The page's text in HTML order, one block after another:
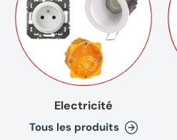
Electricité
Tous les produits